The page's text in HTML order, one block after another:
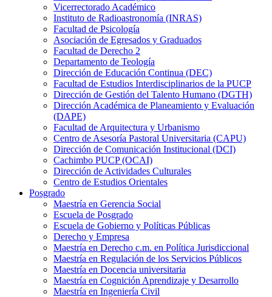
Vicerrectorado Académico
Instituto de Radioastronomía (INRAS)
Facultad de Psicología
Asociación de Egresados y Graduados
Facultad de Derecho 2
Departamento de Teología
Dirección de Educación Continua (DEC)
Facultad de Estudios Interdisciplinarios de la PUCP
Dirección de Gestión del Talento Humano (DGTH)
Dirección Académica de Planeamiento y Evaluación
(DAPE)
Facultad de Arquitectura y Urbanismo
Centro de Asesoría Pastoral Universitaria (CAPU)
Dirección de Comunicación Institucional (DCI)
Cachimbo PUCP (OCAI)
Dirección de Actividades Culturales
Centro de Estudios Orientales
Posgrado
Maestría en Gerencia Social
Escuela de Posgrado
Escuela de Gobierno y Políticas Públicas
Derecho y Empresa
Maestría en Derecho c.m. en Política Jurisdiccional
Maestría en Regulación de los Servicios Públicos
Maestría en Docencia universitaria
Maestría en Cognición Aprendizaje y Desarrollo
Maestría en Ingeniería Civil